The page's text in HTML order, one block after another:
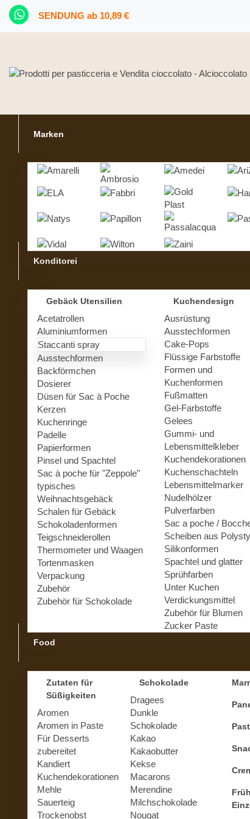
SENDUNG ab 10,89 €
Marken
Konditorei
Gebäck Utensilien
Acetatrollen
Aluminiumformen
Staccanti spray
Ausstechformen
Backförmchen
Dosierer
Düsen für Sac à Poche
Kerzen
Kuchenringe
Padelle
Papierformen
Pinsel und Spachtel
Sac à poche für "Zeppole"
typisches
Weihnachtsgebäck
Schalen für Gebäck
Schokoladenformen
Teigschneiderollen
Thermometer und Waagen
Tortenmasken
Verpackung
Zubehör
Zubehör für Schokolade
Kuchendesign
Ausrüstung
Ausstechformen
Cake-Pops
Flüssige Farbstoffe
Formen und
Kuchenformen
Fußmatten
Gel-Farbstoffe
Gelees
Gummi- und
Lebensmittelkleber
Kuchendekorationen
Kuchenschachteln
Lebensmittelmarker
Nudelhölzer
Pulverfarben
Sac a poche /
Scheiben aus
Silikonformen
Spachtel und glatter
Sprühfarben
Unter Kuchen
Verdickungsmittel
Zubehör für Blumen
Zucker Paste
Food
Zutaten für
Süßigkeiten
Aromen
Aromen in Paste
Für Desserts
zubereitet
Kandiert
Kuchendekorationen
Mehle
Sauerteig
Trockenobst
Schokolade
Dragees
Dunkle
Schokolade
Kakao
Kakaobutter
Kekse
Macarons
Merendine
Milchschokolade
Nougat